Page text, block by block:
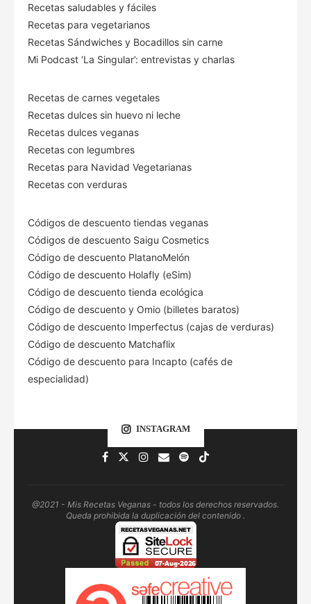
Recetas saludables y fáciles
Recetas para vegetarianos
Recetas Sándwiches y Bocadillos sin carne
Mi Podcast ‘La Singular’: entrevistas y charlas
Recetas de carnes vegetales
Recetas dulces sin huevo ni leche
Recetas dulces veganas
Recetas con legumbres
Recetas para Navidad Vegetarianas
Recetas con verduras
Códigos de descuento tiendas veganas
Códigos de descuento Saigu Cosmetics
Código de descuento PlatanoMelón
Código de descuento Holafly (eSim)
Código de descuento tienda ecológica
Código de descuento y Omio (billetes baratos)
Código de descuento Imperfectus (cajas de verduras)
Código de descuento Matchaflix
Código de descuento para Incapto (cafés de
especialidad)
INSTAGRAM
@2021 - Mis Recetas Veganas - todos los derechos reservados.
Queda prohibida la duplicación del contenido .